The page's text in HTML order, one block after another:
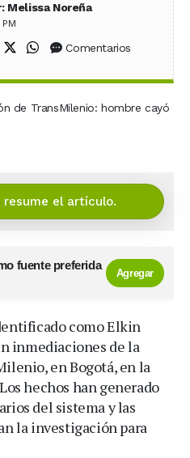
Melissa Noreña
en Facebook
Compartir en X (Twitter)
Compartir en WhatsApp
Comentarios
resume el artículo.
fuente preferida
Agregar
como Elkin
inmediaciones de la
en Bogotá, en la
hechos han generado
del sistema y las
la investigación para